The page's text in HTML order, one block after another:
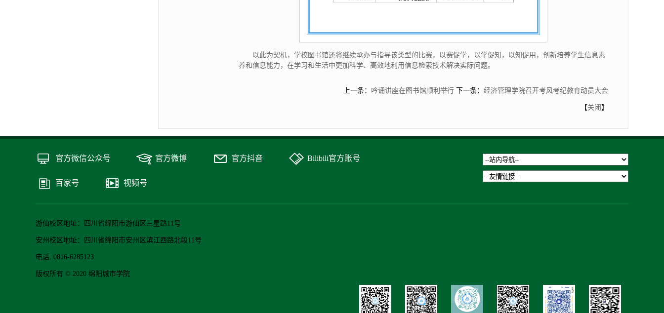
以此为契机，学校图书馆还将继续承办与指导该类型的比赛，以赛促学，以学促知，以知促用，创新培养学生信息素
养和信息能力，在学习和生活中更加科学、高效地利用信息检索技术解决实际问题。
上一条： 吟诵讲座在图书馆顺利举行 下一条： 经济管理学院召开考风考纪教育动员大会
【关闭 】
官方微信公众号 官方微博 官方抖音 Bilibili官方账号
百家号 视频号
游仙校区地址：四川省绵阳市游仙区三星路11号
安州校区地址：四川省绵阳市安州区滨江西路北段11号
电话: 0816-6285123
版权所有 © 2020 绵阳城市学院